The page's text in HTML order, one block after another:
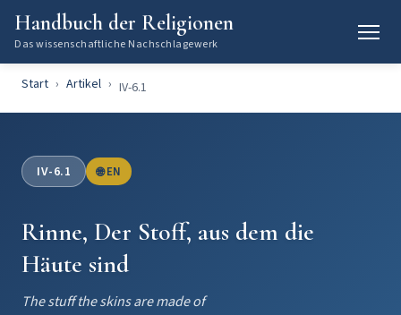
Handbuch der Religionen
Das wissenschaftliche Nachschlagewerk
Start Artikel IV-6.1
IV-6.1 🌐 EN
Rinne, Der Stoff, aus dem die
Häute sind
The stuff the skins are made of